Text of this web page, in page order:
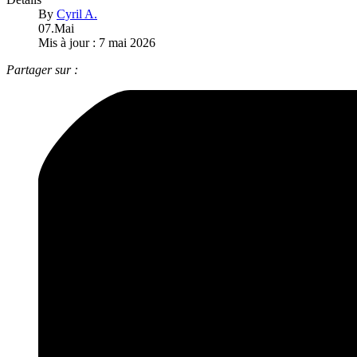
By Cyril A.
07.Mai
Mis à jour : 7 mai 2026
Partager sur :